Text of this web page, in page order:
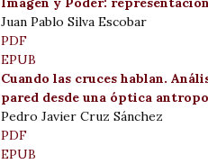
Juan Pablo Silva Escobar
PDF
EPUB
Cuando las cruces hablan.
pared desde una óptica
Pedro Javier Cruz Sánchez
PDF
EPUB